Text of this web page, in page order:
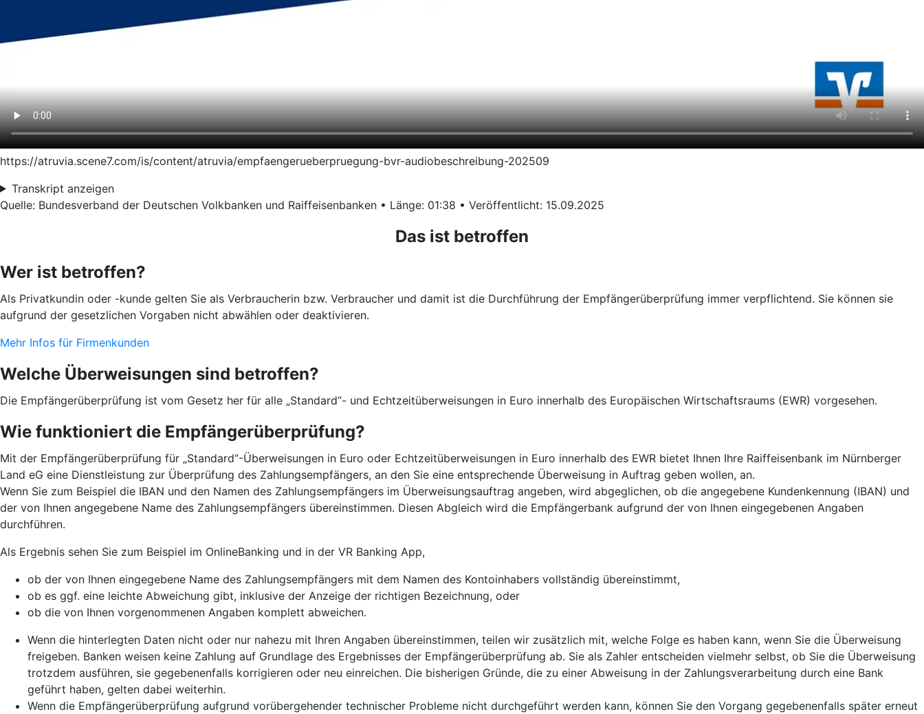
https://atruvia.scene7.com/is/content/atruvia/empfaengerueberpruegung-bvr-audiobeschreibung-202509
Transkript anzeigen
Quelle: Bundesverband der Deutschen Volkbanken und Raiffeisenbanken • Länge: 01:38 • Veröffentlicht: 15.09.2025
Das ist betroffen
Wer ist betroffen?
Als Privatkundin oder -kunde gelten Sie als Verbraucherin bzw. Verbraucher und damit ist die Durchführung der Empfängerüberprüfung immer verpflichtend. Sie können sie
aufgrund der gesetzlichen Vorgaben nicht abwählen oder deaktivieren.
Mehr Infos für Firmenkunden
Welche Überweisungen sind betroffen?
Die Empfängerüberprüfung ist vom Gesetz her für alle „Standard“- und Echtzeitüberweisungen in Euro innerhalb des Europäischen Wirtschaftsraums (EWR) vorgesehen.
Wie funktioniert die Empfängerüberprüfung?
Mit der Empfängerüberprüfung für „Standard“-Überweisungen in Euro oder Echtzeitüberweisungen in Euro innerhalb des EWR bietet Ihnen Ihre Raiffeisenbank im Nürnberger
Land eG eine Dienstleistung zur Überprüfung des Zahlungsempfängers, an den Sie eine entsprechende Überweisung in Auftrag geben wollen, an.
Wenn Sie zum Beispiel die IBAN und den Namen des Zahlungsempfängers im Überweisungsauftrag angeben, wird abgeglichen, ob die angegebene Kundenkennung (IBAN) und
der von Ihnen angegebene Name des Zahlungsempfängers übereinstimmen. Diesen Abgleich wird die Empfängerbank aufgrund der von Ihnen eingegebenen Angaben
durchführen.
Als Ergebnis sehen Sie zum Beispiel im OnlineBanking und in der VR Banking App,
ob der von Ihnen eingegebene Name des Zahlungsempfängers mit dem Namen des Kontoinhabers vollständig übereinstimmt,
ob es ggf. eine leichte Abweichung gibt, inklusive der Anzeige der richtigen Bezeichnung, oder
ob die von Ihnen vorgenommenen Angaben komplett abweichen.
Wenn die hinterlegten Daten nicht oder nur nahezu mit Ihren Angaben übereinstimmen, teilen wir zusätzlich mit, welche Folge es haben kann, wenn Sie die Überweisung
freigeben. Banken weisen keine Zahlung auf Grundlage des Ergebnisses der Empfängerüberprüfung ab. Sie als Zahler entscheiden vielmehr selbst, ob Sie die Überweisung
trotzdem ausführen, sie gegebenenfalls korrigieren oder neu einreichen. Die bisherigen Gründe, die zu einer Abweisung in der Zahlungsverarbeitung durch eine Bank
geführt haben, gelten dabei weiterhin.
Wenn die Empfängerüberprüfung aufgrund vorübergehender technischer Probleme nicht durchgeführt werden kann, können Sie den Vorgang gegebenenfalls später erneut